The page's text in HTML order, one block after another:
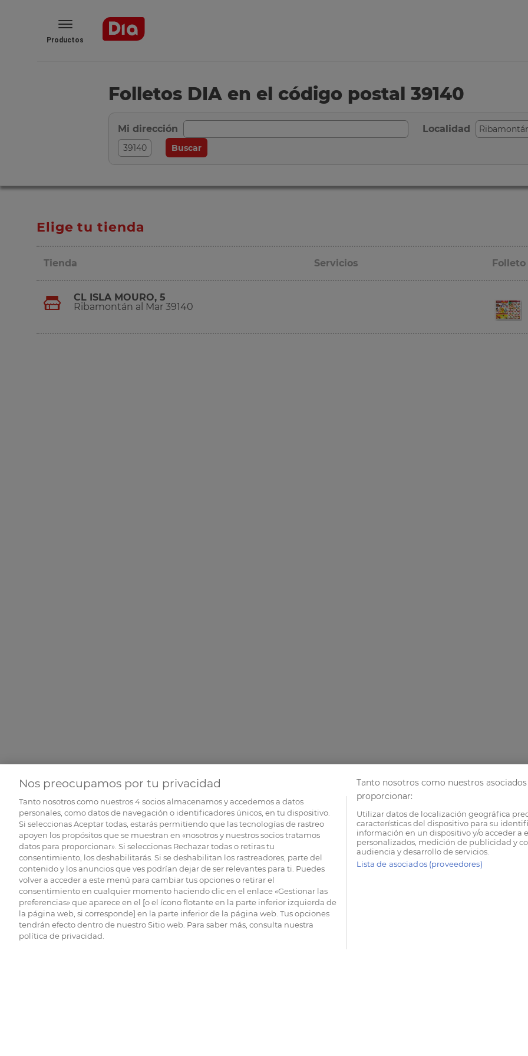
Productos
Folletos DIA en el código postal 39140
Mi dirección Localidad
Elige tu tienda
Tienda Servicios
CL ISLA MOURO, 5
Ribamontán al Mar 39140
Nos preocupamos por tu privacidad
Tanto nosotros como nuestros4socios almacenamos y accedemos a datos
personales, como datos de navegación o identificadores únicos, en tu dispositivo.
Si seleccionas Aceptar todas, estarás permitiendo que las tecnologías de rastreo
apoyen los propósitos que se muestran en «nosotros y nuestros socios tratamos
datos para proporcionar». Si seleccionas Rechazar todas o retiras tu
consentimiento, los deshabilitarás. Si se deshabilitan los rastreadores, parte del
contenido y los anuncios que ves podrían dejar de ser relevantes para ti. Puedes
volver a acceder a este menú para cambiar tus opciones o retirar el
consentimiento en cualquier momento haciendo clic en el enlace «Gestionar las
preferencias» que aparece en el [o el ícono flotante en la parte inferior izquierda de
la página web, si corresponde] en la parte inferior de la página web. Tus opciones
tendrán efecto dentro de nuestro Sitio web. Para saber más, consulta nuestra
política de privacidad.
Tanto nosotros como nuestros
proporcionar:
Utilizar datos de localización geográfica
características del dispositivo para su
información en un dispositivo y/o acceder a
personalizados, medición de publicidad y
audiencia y desarrollo de servicios.
Lista de asociados (proveedores)